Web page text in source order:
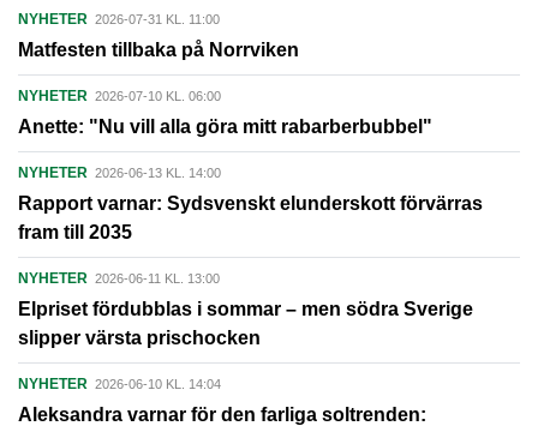
NYHETER 2026-07-31 KL. 11:00
Matfesten tillbaka på Norrviken
NYHETER 2026-07-10 KL. 06:00
Anette: "Nu vill alla göra mitt rabarberbubbel"
NYHETER 2026-06-13 KL. 14:00
Rapport varnar: Sydsvenskt elunderskott förvärras
fram till 2035
NYHETER 2026-06-11 KL. 13:00
Elpriset fördubblas i sommar – men södra Sverige
slipper värsta prischocken
NYHETER 2026-06-10 KL. 14:04
Aleksandra varnar för den farliga soltrenden: